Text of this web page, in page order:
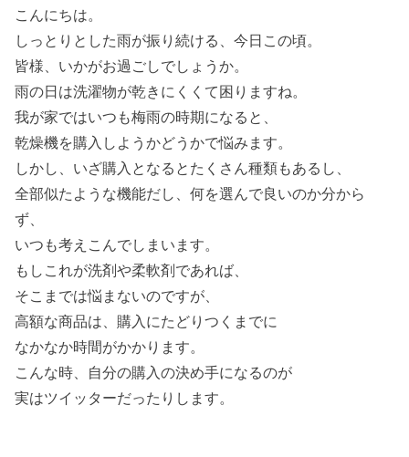
こんにちは。
しっとりとした雨が振り続ける、今日この頃。
皆様、いかがお過ごしでしょうか。
雨の日は洗濯物が乾きにくくて困りますね。
我が家ではいつも梅雨の時期になると、
乾燥機を購入しようかどうかで悩みます。
しかし、いざ購入となるとたくさん種類もあるし、
全部似たような機能だし、何を選んで良いのか分から
ず、
いつも考えこんでしまいます。
もしこれが洗剤や柔軟剤であれば、
そこまでは悩まないのですが、
高額な商品は、購入にたどりつくまでに
なかなか時間がかかります。
こんな時、自分の購入の決め手になるのが
実はツイッターだったりします。